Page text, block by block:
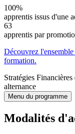
100%
apprentis issus d'une
63
apprentis par
Découvrez
formation.
Stratégies
alternance
Menu du programme
Modalités